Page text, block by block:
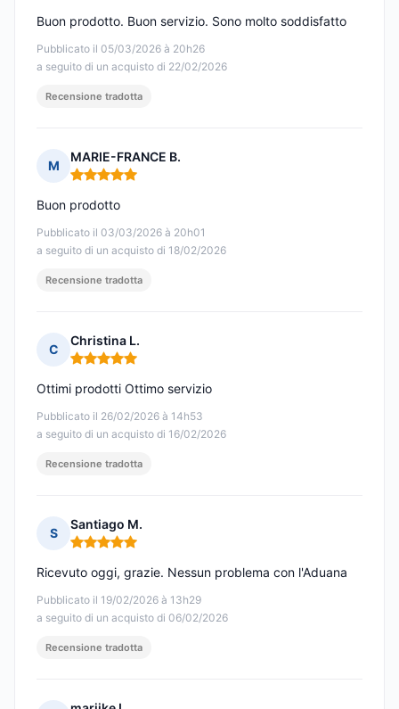
Pubblicato il 05/03/2026 à 20h26
a seguito di un acquisto di 22/02/2026
Buon prodotto. Buon servizio. Sono molto soddisfatto
Recensione tradotta
M
MARIE-FRANCE B.
Nota: 5 su 5
Pubblicato il 03/03/2026 à 20h01
a seguito di un acquisto di 18/02/2026
Buon prodotto
Recensione tradotta
C
Christina L.
Nota: 5 su 5
Pubblicato il 26/02/2026 à 14h53
a seguito di un acquisto di 16/02/2026
Ottimi prodotti Ottimo servizio
Recensione tradotta
S
Santiago M.
Nota: 5 su 5
Pubblicato il 19/02/2026 à 13h29
a seguito di un acquisto di 06/02/2026
Ricevuto oggi, grazie. Nessun problema con l'Aduana
Recensione tradotta